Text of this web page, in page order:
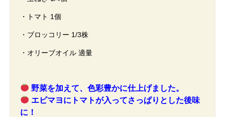
・トマト 1個
・ブロッコリー 1/3株
・オリーブオイル 適量
野菜を加えて、色彩豊かに仕上げました。
エビマヨにトマトが入ってさっぱりとした後味
に！